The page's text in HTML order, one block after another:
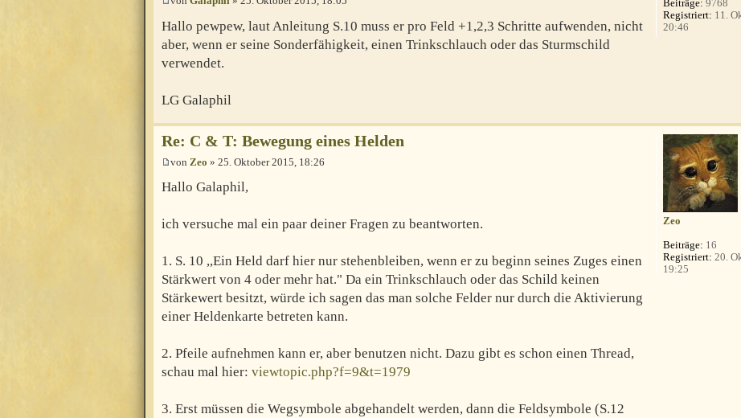
Hallo pewpew, laut Anleitung S.10 muss er pro Feld +1,2,3 Schritte aufwenden, nicht
aber, wenn er seine Sonderfähigkeit, einen Trinkschlauch oder das Sturmschild
verwendet.
LG Galaphil
Beiträge: 9768
Registriert: 11.
20:46
Re: C & T: Bewegung eines Helden
von Zeo » 25. Oktober 2015, 18:26
Hallo Galaphil,
ich versuche mal ein paar deiner Fragen zu beantworten.
1. S. 10 ,,Ein Held darf hier nur stehenbleiben, wenn er zu beginn seines Zuges einen
Stärkwert von 4 oder mehr hat." Da ein Trinkschlauch oder das Schild keinen
Stärkewert besitzt, würde ich sagen das man solche Felder nur durch die Aktivierung
einer Heldenkarte betreten kann.
2. Pfeile aufnehmen kann er, aber benutzen nicht. Dazu gibt es schon einen Thread,
schau mal hier: viewtopic.php?f=9&t=1979
3. Erst müssen die Wegsymbole abgehandelt werden, dann die Feldsymbole (S.12
Zeo
Beiträge: 16
Registriert: 20.
19:25